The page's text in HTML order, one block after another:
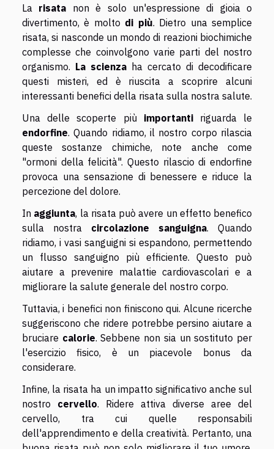
La risata non è solo un'espressione di gioia o
divertimento, è molto di più. Dietro una semplice
risata, si nasconde un mondo di reazioni biochimiche
complesse che coinvolgono varie parti del nostro
organismo. La scienza ha cercato di decodificare
questi misteri, ed è riuscita a scoprire alcuni
interessanti benefici della risata sulla nostra salute.
Una delle scoperte più importantiriguarda le
endorfine. Quando ridiamo, il nostro corpo rilascia
queste sostanze chimiche, note anche come
"ormoni della felicità". Questo rilascio di endorfine
provoca una sensazione di benessere e riduce la
percezione del dolore.
In aggiunta, la risata può avere un effetto benefico
sulla nostra circolazione sanguigna. Quando
ridiamo, i vasi sanguigni si espandono, permettendo
un flusso sanguigno più efficiente. Questo può
aiutare a prevenire malattie cardiovascolari e a
migliorare la salute generale del nostro corpo.
Tuttavia, i benefici non finiscono qui. Alcune ricerche
suggeriscono che ridere potrebbe persino aiutare a
bruciare calorie. Sebbene non sia un sostituto per
l'esercizio fisico, è un piacevole bonus da
considerare.
Infine, la risata ha un impatto significativo anche sul
nostro cervello. Ridere attiva diverse aree del
cervello, tra cui quelle responsabili
dell'apprendimento e della creatività. Pertanto, una